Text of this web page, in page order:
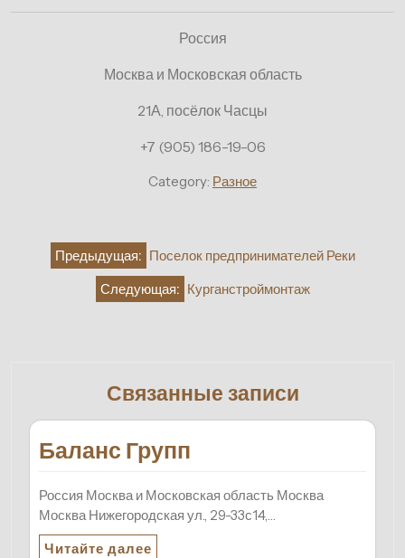
Россия
Москва и Московская область
21А, посёлок Часцы
+7 (905) 186-19-06
Category: Разное
Навигация
записям
Предыдущая: Поселок предпринимателей Реки
Следующая: Курганстроймонтаж
Связанные записи
Баланс Групп
Россия Москва и Московская область Москва
Москва Нижегородская ул., 29-33с14,…
Читайте далее